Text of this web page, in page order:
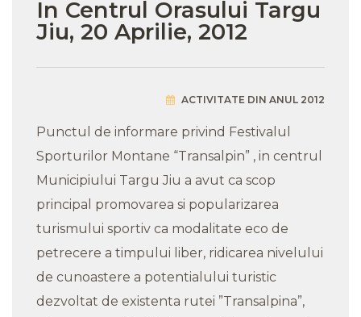
In Centrul Orasului Targu
Jiu, 20 Aprilie, 2012
ACTIVITATE DIN ANUL 2012
Punctul de informare privind Festivalul
Sporturilor Montane “Transalpin” , in centrul
Municipiului Targu Jiu a avut ca scop
principal promovarea si popularizarea
turismului sportiv ca modalitate eco de
petrecere a timpului liber, ridicarea nivelului
de cunoastere a potentialului turistic
dezvoltat de existenta rutei ”Transalpina”,